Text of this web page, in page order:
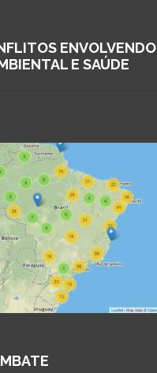
ENVOLVENDO
E SAÚDE